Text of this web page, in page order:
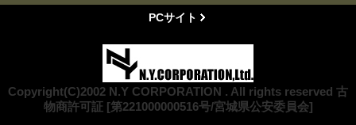
PCサイト
Copyright(C)2002 N.Y CORPORATION . All rights reserved 古
物商許可証 [第221000000516号/宮城県公安委員会]